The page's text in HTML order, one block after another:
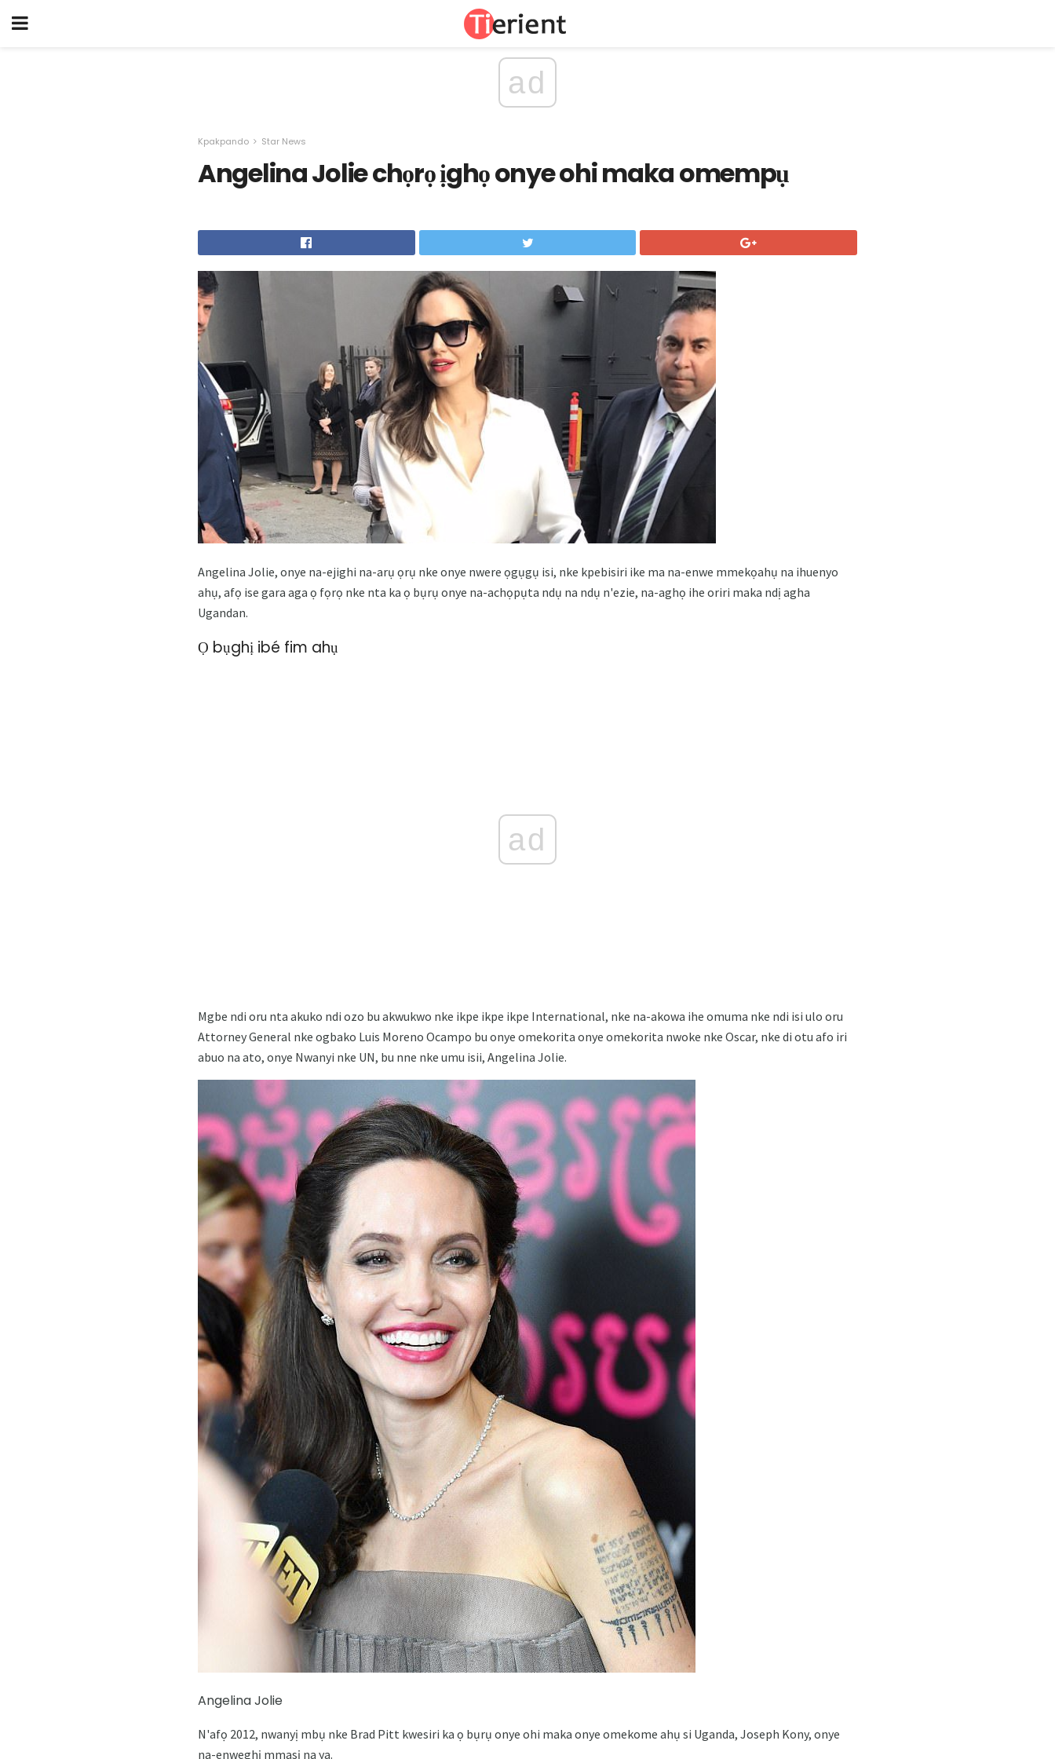
ad
Kpakpando Star News
Angelina Jolie chọrọ ịghọ onye ohi maka omempụ
Angelina Jolie, onye na-ejighi na-arụ ọrụ nke onye nwere ọgụgụ isi, nke kpebisiri ike ma na-enwe mmekọahụ na ihuenyo
ahụ, afọ ise gara aga ọ fọrọ nke nta ka ọ bụrụ onye na-achọpụta ndụ na ndụ n'ezie, na-aghọ ihe oriri maka ndị agha
Ugandan.
Ọ bụghị ibé fim ahụ
ad
Mgbe ndi oru nta akuko ndi ozo bu akwukwo nke ikpe ikpe ikpe International, nke na-akowa ihe omuma nke ndi isi ulo oru
Attorney General nke ogbako Luis Moreno Ocampo bu onye omekorita onye omekorita nwoke nke Oscar, nke di otu afo iri
abuo na ato, onye Nwanyi nke UN, bu nne nke umu isii, Angelina Jolie.
Angelina Jolie
N'afọ 2012, nwanyị mbụ nke Brad Pitt kwesiri ka ọ bụrụ onye ohi maka onye omekome ahụ si Uganda, Joseph Kony, onye
na-enweghị mmasị na ya.